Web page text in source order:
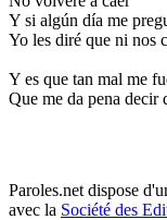
Y si algún día me
Yo les diré que ni nos
Y es que tan mal me
Que me da pena decir
Paroles.net dispose
avec la Société des